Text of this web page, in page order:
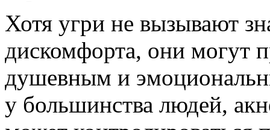
Хотя угри не вызывают
дискомфорта, они могут
душевным и
у большинства людей,